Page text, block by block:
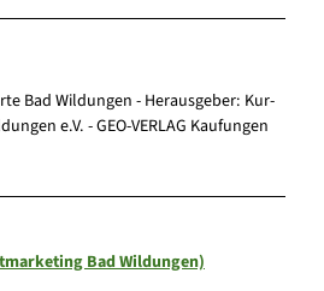
Bad Wildungen - Herausgeber: Kur-
e.V. - GEO-VERLAG Kaufungen
Bad Wildungen)